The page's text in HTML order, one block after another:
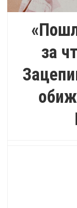
за